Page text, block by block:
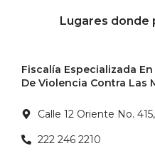
Lugares donde
Fiscalía Especializada
De Violencia Contra Las
Calle 12 Oriente No.
222 246 2210